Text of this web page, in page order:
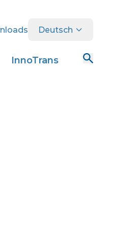
Deutsch
InnoTrans